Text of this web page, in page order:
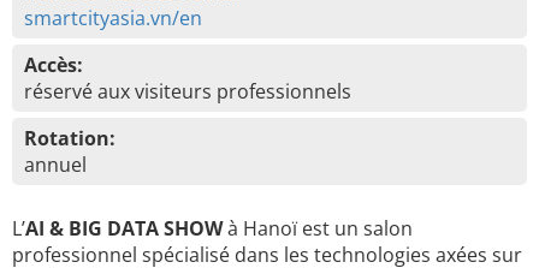
smartcityasia.vn/en
Accès:
réservé aux visiteurs professionnels
Rotation:
annuel
L’AI & BIG DATA SHOWà Hanoï est un salon
professionnel spécialisé dans les technologies axées sur